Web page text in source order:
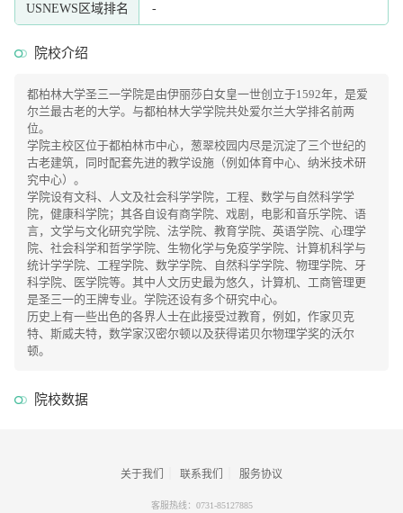
USNEWS区域排名 -
院校介绍
都柏林大学圣三一学院是由伊丽莎白女皇一世创立于1592年，是爱
尔兰最古老的大学。与都柏林大学学院共处爱尔兰大学排名前两
位。
学院主校区位于都柏林市中心，葱翠校园内尽是沉淀了三个世纪的
古老建筑，同时配套先进的教学设施（例如体育中心、纳米技术研
究中心）。
学院设有文科、人文及社会科学学院，工程、数学与自然科学学
院，健康科学院；其各自设有商学院、戏剧，电影和音乐学院、语
言，文学与文化研究学院、法学院、教育学院、英语学院、心理学
院、社会科学和哲学学院、生物化学与免疫学学院、计算机科学与
统计学学院、工程学院、数学学院、自然科学学院、物理学院、牙
科学院、医学院等。其中人文历史最为悠久，计算机、工商管理更
是圣三一的王牌专业。学院还设有多个研究中心。
历史上有一些出色的各界人士在此接受过教育，例如，作家贝克
特、斯威夫特，数学家汉密尔顿以及获得诺贝尔物理学奖的沃尔
顿。
院校数据
关于我们 联系我们 服务协议
客服热线：0731-85127885